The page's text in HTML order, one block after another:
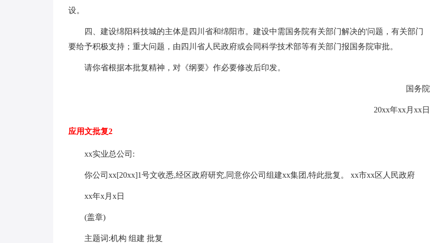
设。
四、建设绵阳科技城的主体是四川省和绵阳市。建设中需国务院有关部门解决的'问题，有关部门
要给予积极支持；重大问题，由四川省人民政府或会同科学技术部等有关部门报国务院审批。
请你省根据本批复精神，对《纲要》作必要修改后印发。
国务院
20xx年xx月xx日
应用文批复2
xx实业总公司:
你公司xx[20xx]1号文收悉,经区政府研究,同意你公司组建xx集团,特此批复。 xx市xx区人民政府
xx年x月x日
(盖章)
主题词:机构 组建 批复